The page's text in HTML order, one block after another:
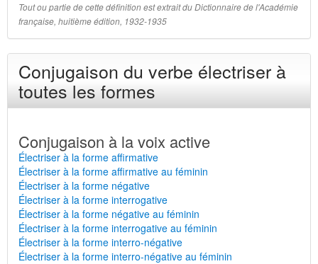
Tout ou partie de cette définition est extrait du Dictionnaire de l'Académie
française, huitième édition, 1932-1935
Conjugaison du verbe électriser à
toutes les formes
Conjugaison à la voix active
Électriser à la forme affirmative
Électriser à la forme affirmative au féminin
Électriser à la forme négative
Électriser à la forme interrogative
Électriser à la forme négative au féminin
Électriser à la forme interrogative au féminin
Électriser à la forme interro-négative
Électriser à la forme interro-négative au féminin